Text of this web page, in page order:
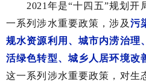
城镇污水回用
工业废水回用
技术资料
2021年是“十四五”规划开
一系列涉水重要政策，涉及 污
规水资源利用、城市内涝治理
活绿色转型、城乡人居环境改
这一系列涉水重要政策，对生